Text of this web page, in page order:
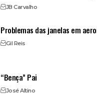
JB Carvalho
Problemas das janelas em
Gil Reis
“Bença” Pai
José Altino